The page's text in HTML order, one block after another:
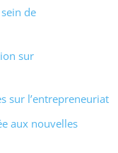
de
sur
sur l’entrepreneuriat
aux nouvelles